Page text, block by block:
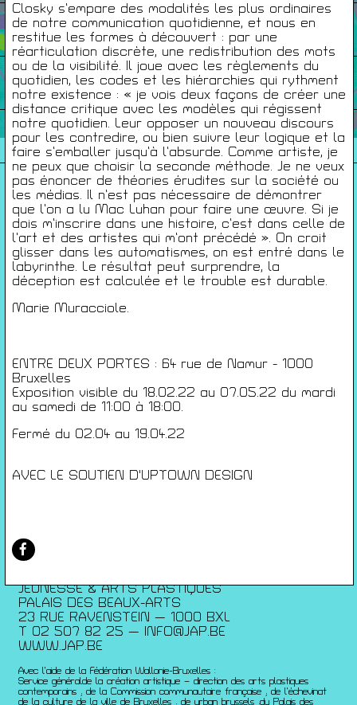
Closky s’empare des modalités les plus ordinaires
de notre communication quotidienne, et nous en
restitue les formes à découvert : par une
réarticulation discrète, une redistribution des mots
ou de la visibilité. Il joue avec les règlements du
quotidien, les codes et les hiérarchies qui rythment
notre existence : « je vois deux façons de créer une
distance critique avec les modèles qui régissent
notre quotidien. Leur opposer un nouveau discours
pour les contredire, ou bien suivre leur logique et la
faire s’emballer jusqu’à l’absurde. Comme artiste, je
ne peux que choisir la seconde méthode. Je ne veux
pas énoncer de théories érudites sur la société ou
les médias. Il n’est pas nécessaire de démontrer
que l’on a lu Mac Luhan pour faire une œuvre. Si je
dois m’inscrire dans une histoire, c’est dans celle de
l’art et des artistes qui m’ont précédé ». On croit
glisser dans les automatismes, on est entré dans le
labyrinthe. Le résultat peut surprendre, la
déception est calculée et le trouble est durable.
Marie Muracciole.
ENTRE DEUX PORTES : 64 rue de Namur - 1000
Bruxelles
Exposition visible du 18.02.22 au 07.05.22 du mardi
au samedi de 11:00 à 18:00.
Fermé du 02.04 au 19.04.22
AVEC LE SOUTIEN D'UPTOWN DESIGN
Infos Pratiques
Cartes De Membre
Saisons Précédentes
À propos
Infos pratiques
Carte de membres
S'inscrire à la Newsletter
Mentions légales
Gérer les cookies
Conférences
Rencontres
Expositions
Saisons Précédentes
JEUNESSE & ARTS PLASTIQUES
PALAIS DES BEAUX-ARTS
23 RUE RAVENSTEIN — 1000 BXL
T 02 507 82 25 —
INFO@JAP.BE
WWW.JAP.BE
Avec l’aide de la Fédération Wallonie-Bruxelles :
Service généralde la création artistique – direction des arts plastiques
contemporains ; de la Commission communautaire française ; de l’échevinat
de la culture de la ville de Bruxelles ; de urban brussels ;du Palais des